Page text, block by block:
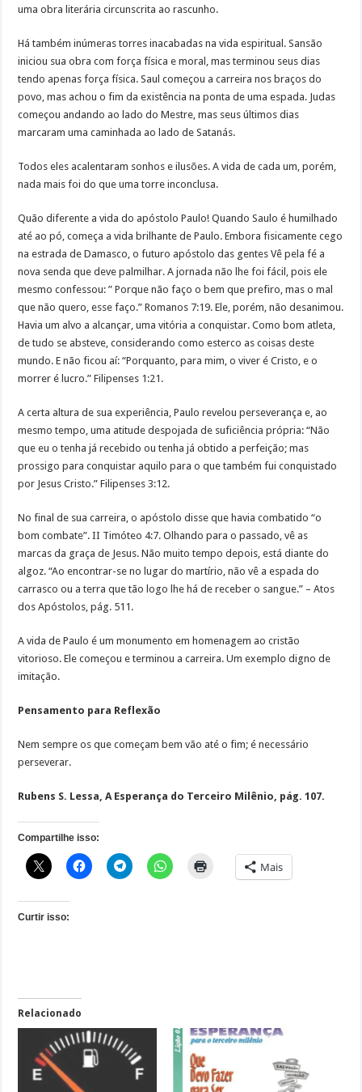
uma obra literária circunscrita ao rascunho.
Há também inúmeras torres inacabadas na vida espiritual. Sansão
iniciou sua obra com força física e moral, mas terminou seus dias
tendo apenas força física. Saul começou a carreira nos braços do
povo, mas achou o fim da existência na ponta de uma espada. Judas
começou andando ao lado do Mestre, mas seus últimos dias
marcaram uma caminhada ao lado de Satanás.
Todos eles acalentaram sonhos e ilusões. A vida de cada um, porém,
nada mais foi do que uma torre inconclusa.
Quão diferente a vida do apóstolo Paulo! Quando Saulo é humilhado
até ao pó, começa a vida brilhante de Paulo. Embora fisicamente cego
na estrada de Damasco, o futuro apóstolo das gentes Vê pela fé a
nova senda que deve palmilhar. A jornada não lhe foi fácil, pois ele
mesmo confessou: ” Porque não faço o bem que prefiro, mas o mal
que não quero, esse faço.” Romanos 7:19. Ele, porém, não desanimou.
Havia um alvo a alcançar, uma vitória a conquistar. Como bom atleta,
de tudo se absteve, considerando como esterco as coisas deste
mundo. E não ficou aí: “Porquanto, para mim, o viver é Cristo, e o
morrer é lucro.” Filipenses 1:21.
A certa altura de sua experiência, Paulo revelou perseverança e, ao
mesmo tempo, uma atitude despojada de suficiência própria: “Não
que eu o tenha já recebido ou tenha já obtido a perfeição; mas
prossigo para conquistar aquilo para o que também fui conquistado
por Jesus Cristo.” Filipenses 3:12.
No final de sua carreira, o apóstolo disse que havia combatido “o
bom combate”. II Timóteo 4:7. Olhando para o passado, vê as
marcas da graça de Jesus. Não muito tempo depois, está diante do
algoz. “Ao encontrar-se no lugar do martírio, não vê a espada do
carrasco ou a terra que tão logo lhe há de receber o sangue.” – Atos
dos Apóstolos, pág. 511.
A vida de Paulo é um monumento em homenagem ao cristão
vitorioso. Ele começou e terminou a carreira. Um exemplo digno de
imitação.
Pensamento para Reflexão
Nem sempre os que começam bem vão até o fim; é necessário
perseverar.
Rubens S. Lessa, A Esperança do Terceiro Milênio, pág. 107.
Compartilhe isso:
Mais
Curtir isso:
Relacionado